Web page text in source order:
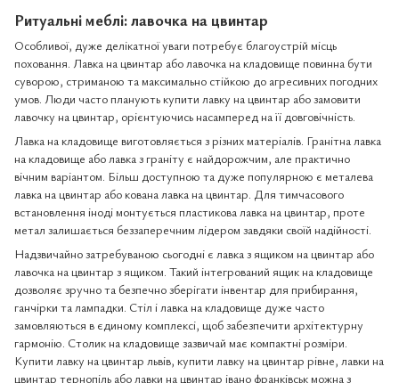
Ритуальні меблі: лавочка на цвинтар
Особливої, дуже делікатної уваги потребує благоустрій місць
поховання. Лавка на цвинтар або лавочка на кладовище повинна бути
суворою, стриманою та максимально стійкою до агресивних погодних
умов. Люди часто планують купити лавку на цвинтар або замовити
лавочку на цвинтар, орієнтуючись насамперед на її довговічність.
Лавка на кладовище виготовляється з різних матеріалів. Гранітна лавка
на кладовище або лавка з граніту є найдорожчим, але практично
вічним варіантом. Більш доступною та дуже популярною є металева
лавка на цвинтар або кована лавка на цвинтар. Для тимчасового
встановлення іноді монтується пластикова лавка на цвинтар, проте
метал залишається беззаперечним лідером завдяки своїй надійності.
Надзвичайно затребуваною сьогодні є лавка з ящиком на цвинтар або
лавочка на цвинтар з ящиком. Такий інтегрований ящик на кладовище
дозволяє зручно та безпечно зберігати інвентар для прибирання,
ганчірки та лампадки. Стіл і лавка на кладовище дуже часто
замовляються в єдиному комплексі, щоб забезпечити архітектурну
гармонію. Столик на кладовище зазвичай має компактні розміри.
Купити лавку на цвинтар львів, купити лавку на цвинтар рівне, лавки на
цвинтар тернопіль або лавки на цвинтар івано франківськ можна з